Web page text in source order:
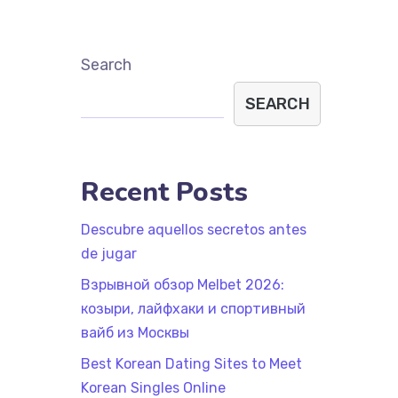
Search
SEARCH
Recent Posts
Descubre aquellos secretos antes
de jugar
Взрывной обзор Melbet 2026:
козыри, лайфхаки и спортивный
вайб из Москвы
Best Korean Dating Sites to Meet
Korean Singles Online